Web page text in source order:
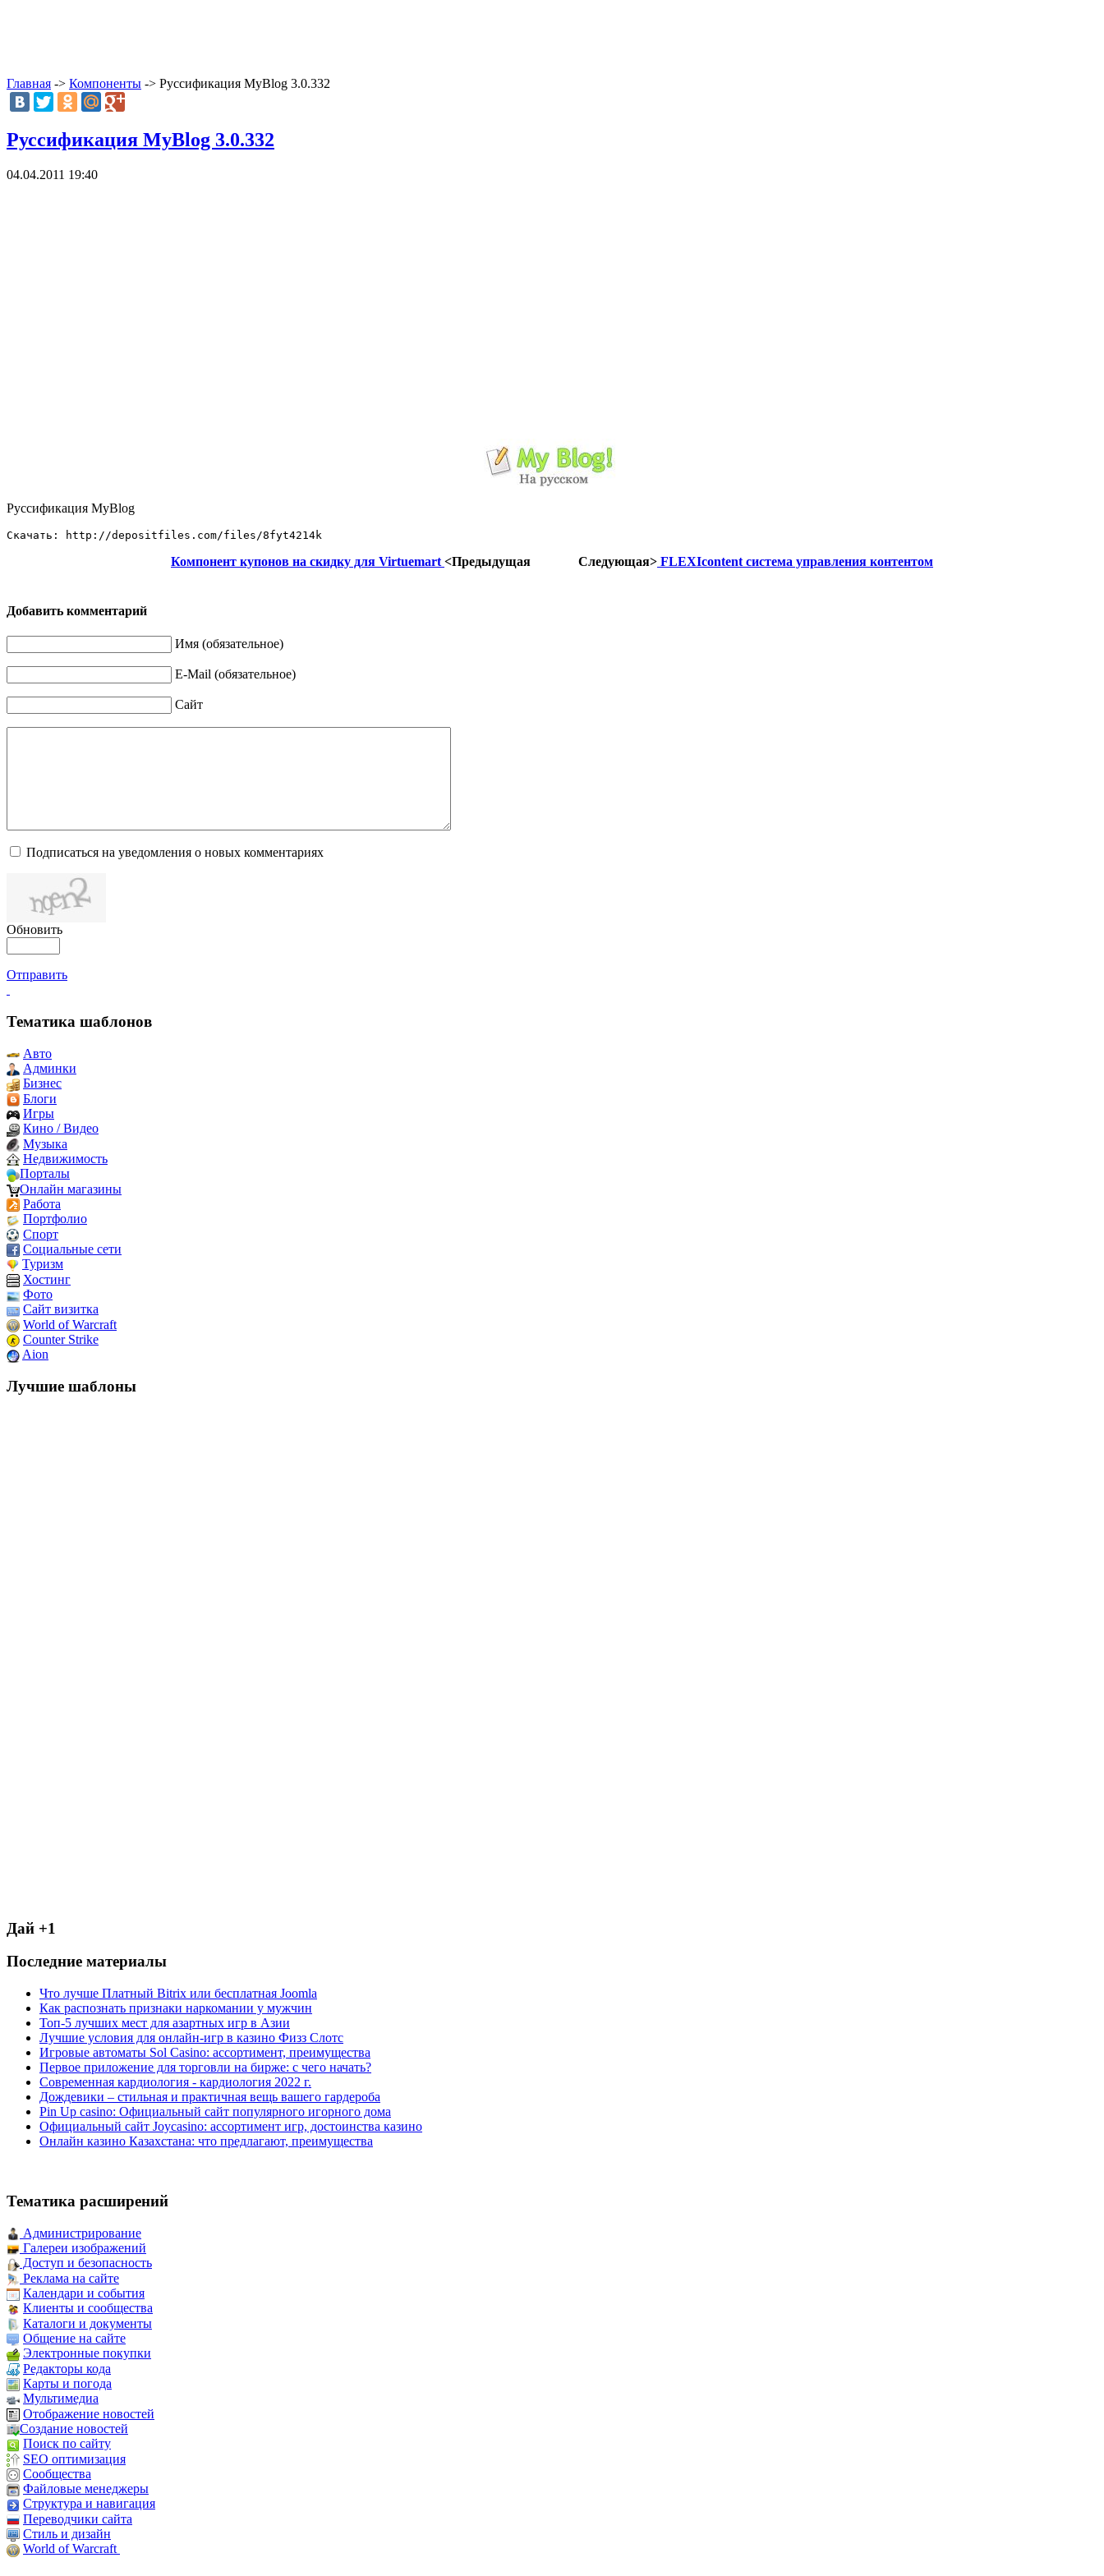
Главная -> Компоненты -> Руссификация MyBlog 3.0.332
Руссификация MyBlog 3.0.332
04.04.2011 19:40
Руссификация MyBlog
Скачать: http://depositfiles.com/files/8fyt4214k
Компонент купонов на скидку для Virtuemart <Предыдущая Следующая> FLEXIcontent система управления контентом
Добавить комментарий
Имя (обязательное)
E-Mail (обязательное)
Сайт
Подписаться на уведомления о новых комментариях
Обновить
Отправить
Тематика шаблонов
Авто
Админки
Бизнес
Блоги
Игры
Кино / Видео
Музыка
Недвижимость
Порталы
Онлайн магазины
Работа
Портфолио
Спорт
Социальные сети
Туризм
Хостинг
Фото
Сайт визитка
World of Warcraft
Counter Strike
Aion
Лучшие шаблоны
Дай +1
Последние материалы
Что лучше Платный Bitrix или бесплатная Joomla
Как распознать признаки наркомании у мужчин
Топ-5 лучших мест для азартных игр в Азии
Лучшие условия для онлайн-игр в казино Физз Слотс
Игровые автоматы Sol Casino: ассортимент, преимущества
Первое приложение для торговли на бирже: с чего начать?
Современная кардиология - кардиология 2022 г.
Дождевики – стильная и практичная вещь вашего гардероба
Pin Up casino: Официальный сайт популярного игорного дома
Официальный сайт Joycasino: ассортимент игр, достоинства казино
Онлайн казино Казахстана: что предлагают, преимущества
Тематика расширений
Администрирование
Галереи изображений
Доступ и безопасность
Реклама на сайте
Календари и события
Клиенты и сообщества
Каталоги и документы
Общение на сайте
Электронные покупки
Редакторы кода
Карты и погода
Мультимедиа
Отображение новостей
Создание новостей
Поиск по сайту
SEO оптимизация
Сообщества
Файловые менеджеры
Структура и навигация
Переводчики сайта
Стиль и дизайн
World of Warcraft